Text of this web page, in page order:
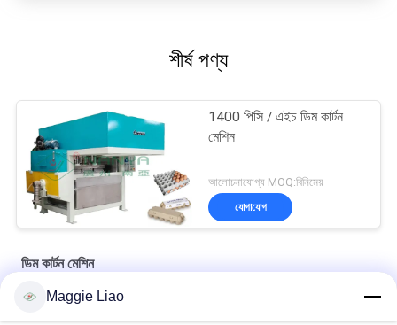
শীর্ষ পণ্য
1400 পিসি / এইচ ডিম কার্টন
মেশিন
আলোচনাযোগ্য MOQ:বিনিমেয়
যোগাযোগ
ডিম কার্টন মেশিন
স্বয়ংক্রিয় ডিমের কার্টন কাগজের ট্রে তৈরির মেশিন ১৮০০ পিস / ঘন্টা
Maggie Liao